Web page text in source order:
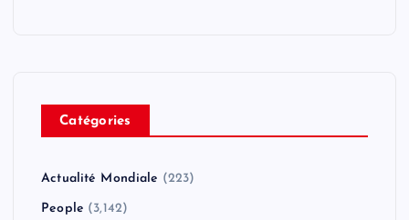
Catégories
Actualité Mondiale (223)
People (3,142)